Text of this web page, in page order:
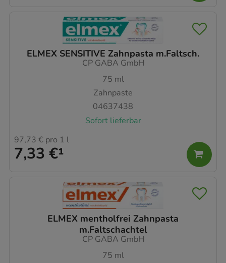
ELMEX SENSITIVE Zahnpasta m.Faltsch.
CP GABA GmbH
75 ml
Zahnpaste
04637438
Sofort lieferbar
7,33 €¹
97,73 € pro 1 l
ELMEX mentholfrei Zahnpasta
m.Faltschachtel
CP GABA GmbH
75 ml